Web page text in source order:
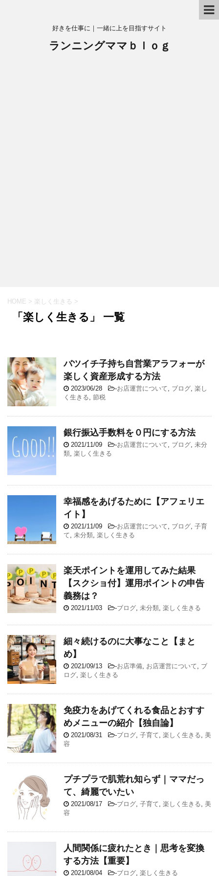
好きを仕事に｜一緒に上を目指すサイト
ランニングママｂｌｏｇ
HOME > 楽しく生きる >
「楽しく生きる」 一覧
バツイチ子持ち自営業アラフォーが
楽しく資産形成する方法
2023/06/28 -お店運営について, ブログ, 楽し
く生きる, 節税
銀行振込手数料を０円にする方法
2021/11/09 -お店運営について, ブログ, 未分
類, 楽しく生きる
幸福感をあげるために【アフェリエ
イト】
2021/11/09 -お店運営について, ブログ, 子育
て, 未分類, 楽しく生きる
楽天ポイントを運用してみた結果
【スクショ付】運用ポイントの申告
義務は？
2021/11/03 -ブログ, 未分類, 楽しく生きる
細々続けるのに大事なこと【まと
め】
2021/09/13 -お店準備, お店運営について, ブ
ログ, 楽しく生きる
免疫力をあげてくれる食品とおすす
めメニューの紹介【独自論】
2021/08/31 -ブログ, 子育て, 楽しく生きる, 美
容
プチプラで肌荒れ知らず｜ママだっ
て、綺麗でいたい
2021/08/17 -ブログ, 子育て, 楽しく生きる, 美
容
人間関係に疲れたとき｜思考を変換
する方法【重要】
2021/08/04 -ブログ, 楽しく生きる